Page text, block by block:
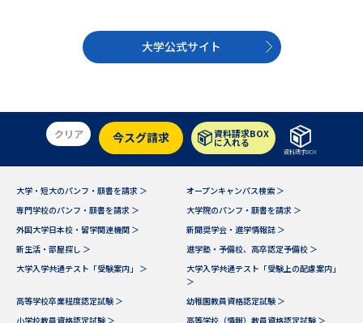
ユーザーサポート
資料の料金の
お支払いについて
受付内容・発送状況の確認
お支払いサイト
個人情報取扱規定
特定商取引表記
テレメール進学カタログ
訂正のご案内
大学公式サイト
クリア 今スグ請求 資料請求BOX
に入れる
資料請求BOX
大学・短大のパンフ・願書を請求 ＞
オープンキャンパス検索 ＞
専門学校のパンフ・願書を請求 ＞
大学院のパンフ・願書を請求 ＞
外国大学日本校・留学関連機関 ＞
新聞奨学会・進学情報誌 ＞
新生活・部屋探し ＞
進学塾・予備校、高卒認定予備校 ＞
大学入学共通テスト「受験案内」 ＞
大学入学共通テスト「受験上の配慮案内」
＞
高等学校卒業程度認定試験 ＞
幼稚園教員資格認定試験 ＞
小学校教員資格認定試験 ＞
高等学校（情報）教員資格認定試験 ＞